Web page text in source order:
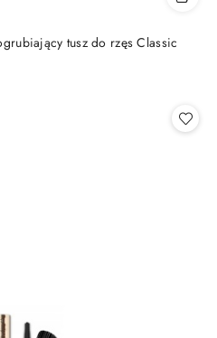
tusz do rzęs Classic